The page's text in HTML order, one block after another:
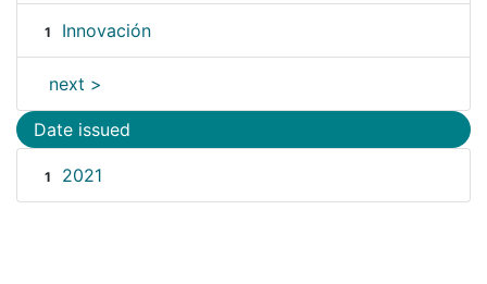
1 Innovación
next >
Date issued
1 2021